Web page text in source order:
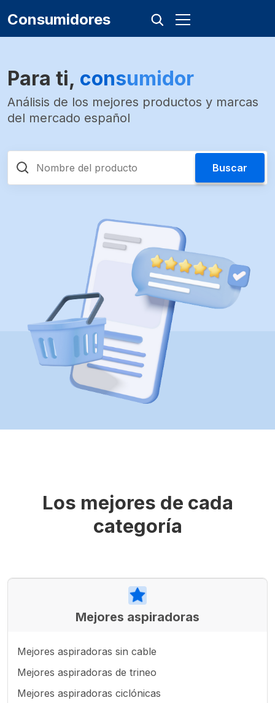
Consumidores
Para ti, consumidor
Análisis de los mejores productos y marcas
del mercado español
Los mejores de cada
categoría
Mejores aspiradoras
Mejores aspiradoras sin cable
Mejores aspiradoras de trineo
Mejores aspiradoras ciclónicas